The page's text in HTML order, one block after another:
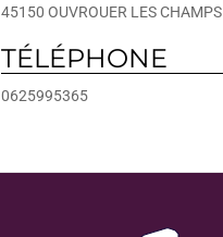
45150 OUVROUER LES CHAMPS
TÉLÉPHONE
0625995365